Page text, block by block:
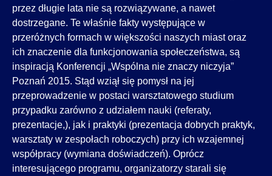
przez długie lata nie są rozwiązywane, a nawet
dostrzegane. Te właśnie fakty występujące w
przeróżnych formach w większości naszych miast oraz
ich znaczenie dla funkcjonowania społeczeństwa, są
inspiracją Konferencji „Wspólna nie znaczy niczyja”
Poznań 2015. Stąd wziął się pomysł na jej
przeprowadzenie w postaci warsztatowego studium
przypadku zarówno z udziałem nauki (referaty,
prezentacje,), jak i praktyki (prezentacja dobrych praktyk,
warsztaty w zespołach roboczych) przy ich wzajemnej
współpracy (wymiana doświadczeń). Oprócz
interesującego programu, organizatorzy starali się